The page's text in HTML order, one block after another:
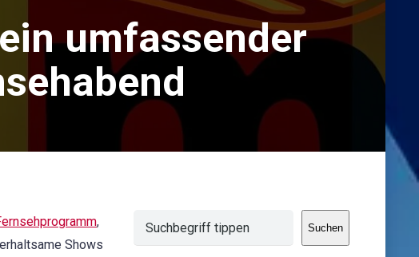
umfassender
,
Shows
Suchen